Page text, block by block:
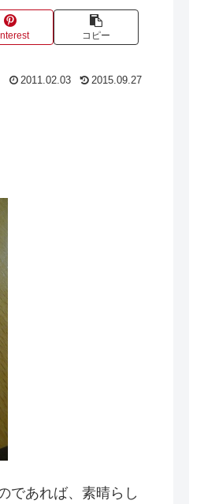
コピー
2011.02.03 2015.09.27
であれば、素晴らし